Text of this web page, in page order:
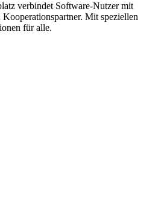
verbindet Software-Nutzer mit
Mit speziellen
für alle.